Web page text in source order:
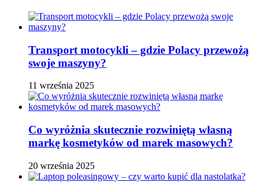
Transport motocykli – gdzie Polacy przewożą
swoje maszyny?
11 września 2025
Co wyróżnia skutecznie rozwiniętą własną
markę kosmetyków od marek masowych?
20 września 2025